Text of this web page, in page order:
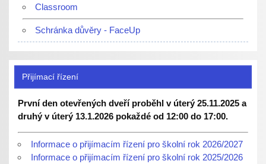
Classroom
Schránka důvěry - FaceUp
Přijímací řízení
První den otevřených dveří proběhl v úterý 25.11.2025 a
druhý v úterý 13.1.2026 pokaždé od 12:00 do 17:00.
Informace o přijímacím řízení pro školní rok 2026/2027
Informace o přijímacím řízení pro školní rok 2025/2026